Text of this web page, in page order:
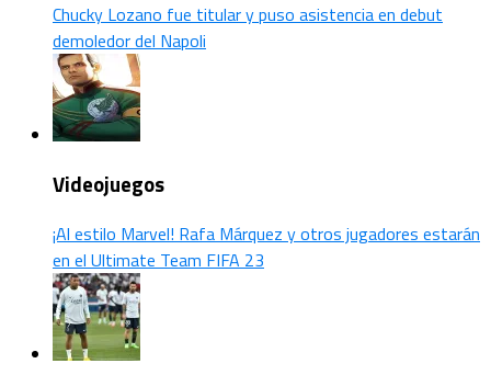
Chucky Lozano fue titular y puso asistencia en debut
demoledor del Napoli
Videojuegos
¡Al estilo Marvel! Rafa Márquez y otros jugadores estarán
en el Ultimate Team FIFA 23